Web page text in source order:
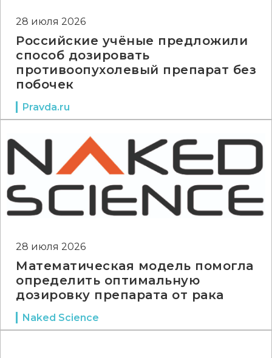
28 июля 2026
Российские учёные предложили
способ дозировать
противоопухолевый препарат без
побочек
Pravda.ru
28 июля 2026
Математическая модель помогла
определить оптимальную
дозировку препарата от рака
Naked Science